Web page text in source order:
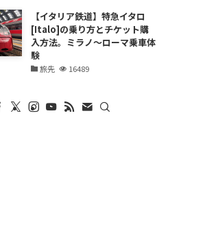
【イタリア鉄道】特急イタロ
[Italo]の乗り方とチケット購
入方法。ミラノ〜ローマ乗車体
験
旅先 16489